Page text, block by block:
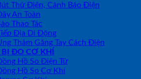
Thử Điện, Cảnh Báo Điện
An Toàn
Thao Tác
Địa Di Động
Thảm Găng Tay Cách Điện
BỊ ĐO CƠ KHÍ
Hồ So Điện Tử
Hồ So Cơ Khí